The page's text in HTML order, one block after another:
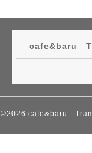
cafe&baru
©2026 cafe&baru Tram